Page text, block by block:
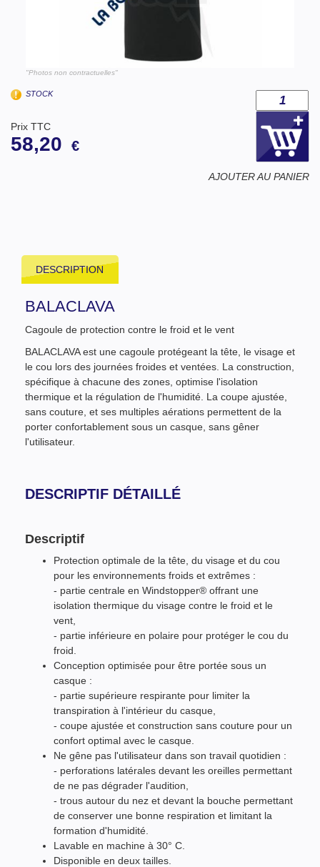
"Photos non contractuelles"
STOCK
Prix TTC
58,20 €
AJOUTER AU PANIER
DESCRIPTION
BALACLAVA
Cagoule de protection contre le froid et le vent
BALACLAVA est une cagoule protégeant la tête, le visage et
le cou lors des journées froides et ventées. La construction,
spécifique à chacune des zones, optimise l'isolation
thermique et la régulation de l'humidité. La coupe ajustée,
sans couture, et ses multiples aérations permettent de la
porter confortablement sous un casque, sans gêner
l'utilisateur.
DESCRIPTIF DÉTAILLÉ
Descriptif
Protection optimale de la tête, du visage et du cou
pour les environnements froids et extrêmes :
- partie centrale en Windstopper® offrant une
isolation thermique du visage contre le froid et le
vent,
- partie inférieure en polaire pour protéger le cou du
froid.
Conception optimisée pour être portée sous un
casque :
- partie supérieure respirante pour limiter la
transpiration à l'intérieur du casque,
- coupe ajustée et construction sans couture pour un
confort optimal avec le casque.
Ne gêne pas l'utilisateur dans son travail quotidien :
- perforations latérales devant les oreilles permettant
de ne pas dégrader l'audition,
- trous autour du nez et devant la bouche permettant
de conserver une bonne respiration et limitant la
formation d'humidité.
Lavable en machine à 30° C.
Disponible en deux tailles.